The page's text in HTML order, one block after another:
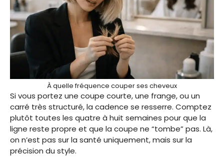
À quelle fréquence couper ses cheveux
Si vous portez une coupe courte, une frange, ou un
carré très structuré, la cadence se resserre. Comptez
plutôt toutes les quatre à huit semaines pour que la
ligne reste propre et que la coupe ne “tombe” pas. Là,
on n’est pas sur la santé uniquement, mais sur la
précision du style.